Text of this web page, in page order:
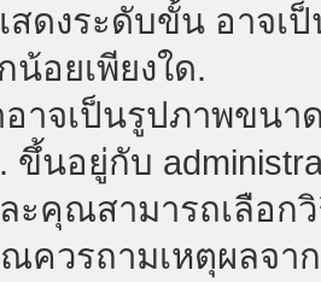
ดงระดับขั้น อาจเ
อยเพียงใด.
าจเป็นรูปภาพขนา
ขึ้นอยู่กับ
ะคุณสามารถเลือก
ควรถามเหตุผลจา